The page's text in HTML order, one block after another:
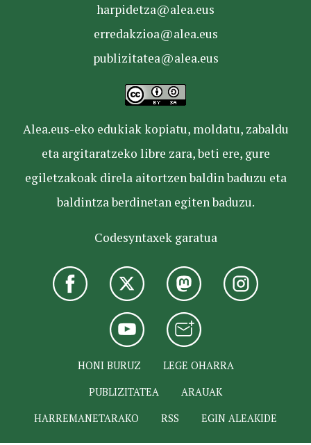
harpidetza@alea.eus
erredakzioa@alea.eus
publizitatea@alea.eus
Alea.eus-eko edukiak kopiatu, moldatu, zabaldu
eta argitaratzeko libre zara, beti ere, gure
egiletzakoak direla aitortzen baldin baduzu eta
baldintza berdinetan egiten baduzu.
Codesyntaxek garatua
HONI BURUZ
LEGE OHARRA
PUBLIZITATEA
ARAUAK
HARREMANETARAKO
RSS EGIN ALEAKIDE